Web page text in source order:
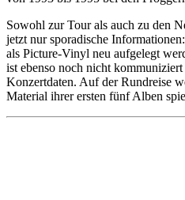
Sowohl zur Tour als auch zu den
jetzt nur sporadische
als Picture-Vinyl neu aufgelegt
ist ebenso noch nicht
Konzertdaten. Auf der Rundreise
Material ihrer ersten fünf Alben